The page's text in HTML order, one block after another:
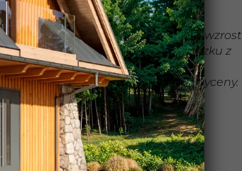
par.1 Kodeksu Cywilnego.
Obecnie obserwujemy gwałtowny wzrost
cen spowodowany inflacją, w związku z
tym zastrzegamy możliwość
przygotowywania indywidualnej wyceny.